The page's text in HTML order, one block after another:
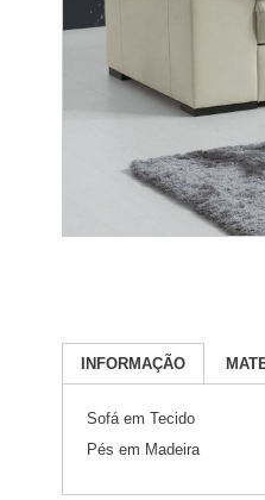
INFORMAÇÃO
Sofá em Tecido
Pés em Madeira